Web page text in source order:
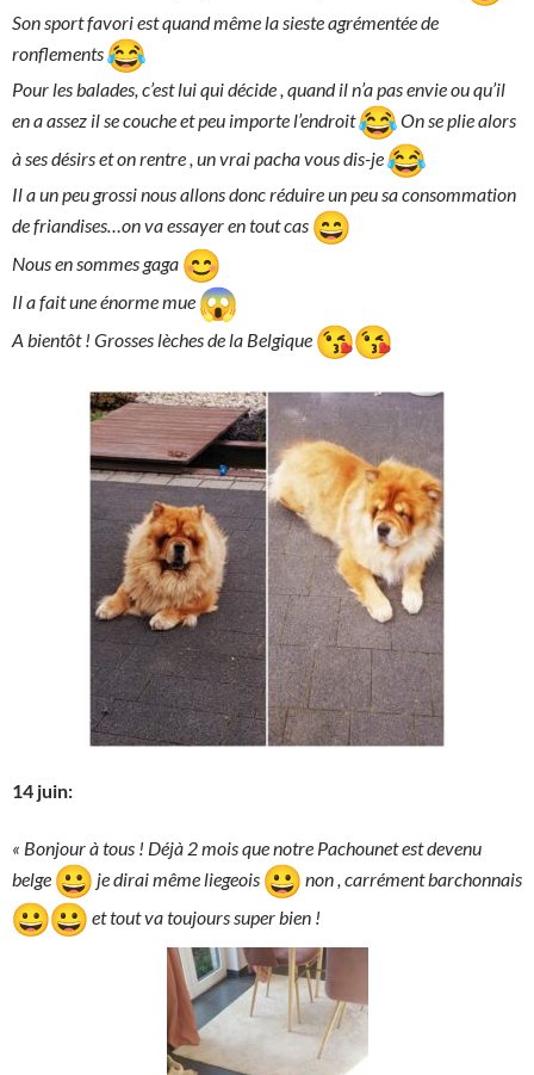
Son sport favori est quand même la sieste agrémentée de
ronflements
Pour les balades, c’est lui qui décide , quand il n’a pas envie ou qu’il
en a assez il se couche et peu importe l’endroit
On se plie alors
à ses désirs et on rentre , un vrai pacha vous dis-je
Il a un peu grossi nous allons donc réduire un peu sa consommation
de friandises…on va essayer en tout cas
Nous en sommes gaga
Il a fait une énorme mue
A bientôt ! Grosses lèches de la Belgique
14 juin:
« Bonjour à tous ! Déjà 2 mois que notre Pachounet est devenu
belge
je dirai même liegeois
non , carrément barchonnais
et tout va toujours super bien !